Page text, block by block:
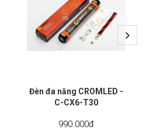
Đèn đa năng CROMLED -
C-CX6-T30
990.000đ